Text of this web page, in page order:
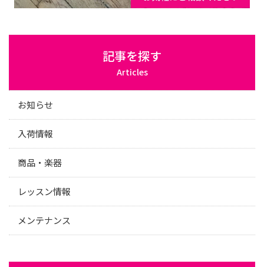
記事を探す
Articles
お知らせ
入荷情報
商品・楽器
レッスン情報
メンテナンス